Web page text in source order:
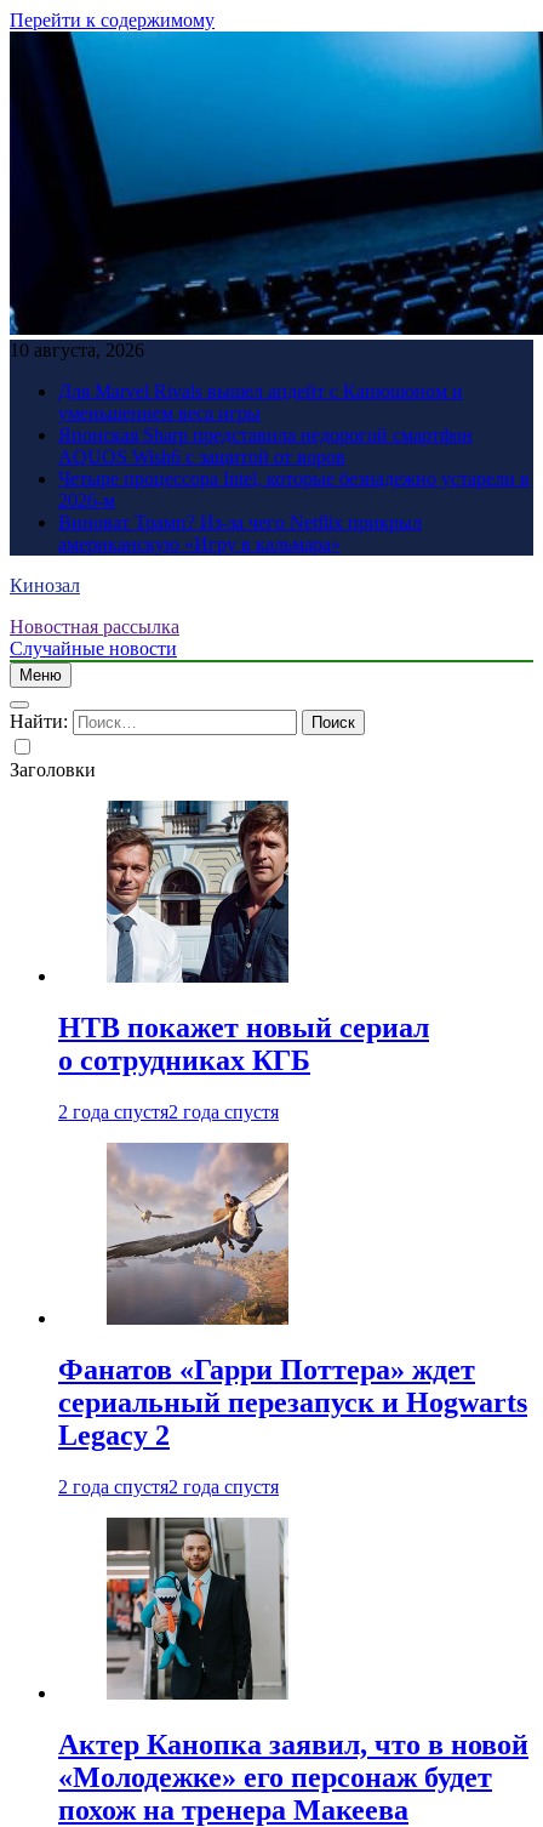
Перейти к содержимому
10 августа, 2026
Для Marvel Rivals вышел апдейт с Капюшоном и
уменьшением веса игры
Японская Sharp представила недорогой смартфон
AQUOS Wish6 с защитой от воров
Четыре процессора Intel, которые безнадежно устарели в
2026-м
Виноват Трамп? Из-за чего Netflix прикрыл
американскую «Игру в кальмара»
Кинозал
Новостная рассылка
Случайные новости
Меню
Найти:
Заголовки
НТВ покажет новый сериал
о сотрудниках КГБ
2 года спустя2 года спустя
Фанатов «Гарри Поттера» ждет
сериальный перезапуск и Hogwarts
Legacy 2
2 года спустя2 года спустя
Актер Канопка заявил, что в новой
«Молодежке» его персонаж будет
похож на тренера Макеева